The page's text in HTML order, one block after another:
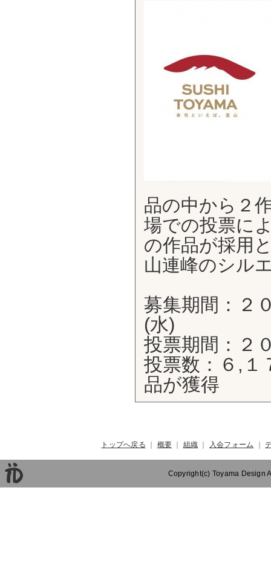
品の中から２
場での投票に
の作品が採用
山連峰のシル
募集期間：２
(水)
投票期間：２
投票数：６,１
品が獲得
トップへ戻る ｜ 概要 ｜ 組織 ｜ 入会フォーム ｜
Copyright(c) Toyama Design